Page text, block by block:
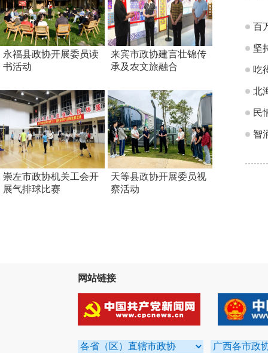
永福县政协开展委员读
书活动
来宾市政协建言壮锦传
承及农文旅融合
崇左市政协机关工会开
展气排球比赛
天等县政协开展委员视
察活动
百
坚
吃
北
民
智
网站链接